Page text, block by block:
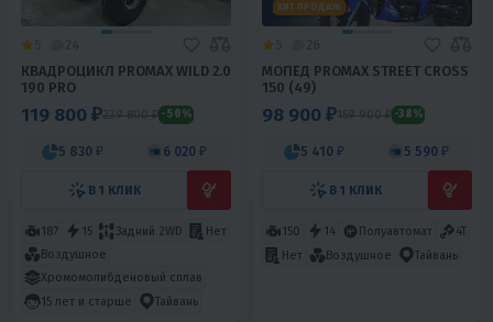
КВАДРОЦИКЛ PROMAX WILD 2.0
190 PRO
119 800 ₽239 800 ₽ -50%
5 830 ₽ 6 020 ₽
В 1 КЛИК
187 15 Задний 2WD
Нет
Воздушное
Хромомолибденовый сплав
15 лет и старше
Тайвань
ХИТ ПРОДАЖ
МОПЕД PROMAX STREET CROSS
150 (49)
98 900 ₽159 900 ₽ -38%
5 410 ₽ 5 590 ₽
В 1 КЛИК
150 14 Полуавтомат
4T
Нет
Воздушное Тайвань